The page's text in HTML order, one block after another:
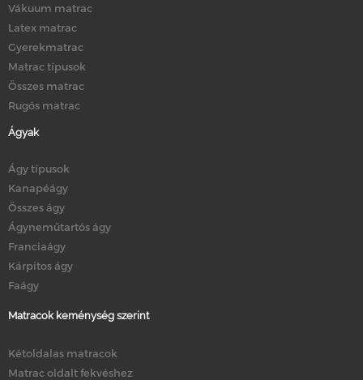
Vákuum matrac
Latex matrac
Gyerekmatrac
Matrac típusok
Összes matrac
Rugós matrac
Ágyak
Ágy típusok
Kanapéágy
Összes ágy
Ágyneműtartós ágy
Franciaágy
Kárpitos ágy
Faágy
Matracok keménység szerint
Kétoldalas matracok
Matrac oldalt fekvéshez